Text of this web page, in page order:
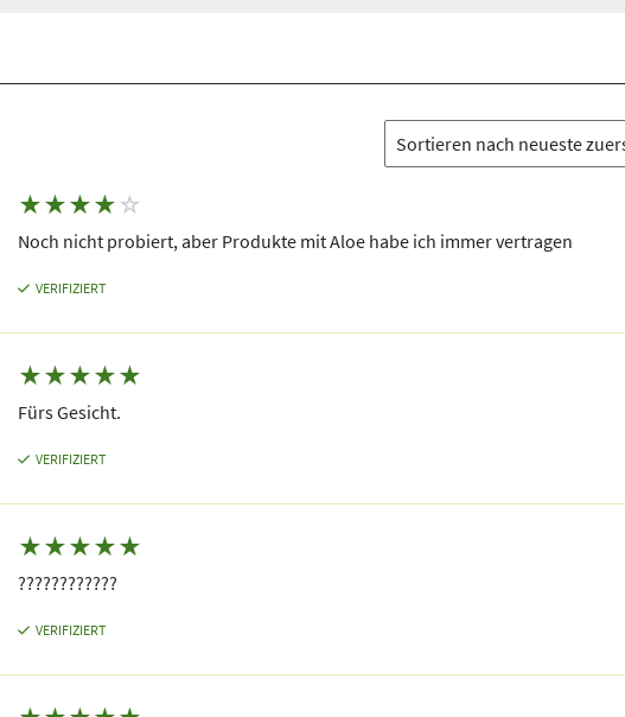
★★★★ ☆
Noch nicht probiert, aber Produkte mit Aloe habe ich immer vertragen
VERIFIZIERT
★★★★★
Fürs Gesicht.
VERIFIZIERT
★★★★★
????????????
VERIFIZIERT